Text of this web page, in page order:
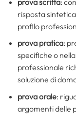
risposta
profilo
prova pratica:
specifiche o
professionale
soluzione di
prova orale:
argomenti delle